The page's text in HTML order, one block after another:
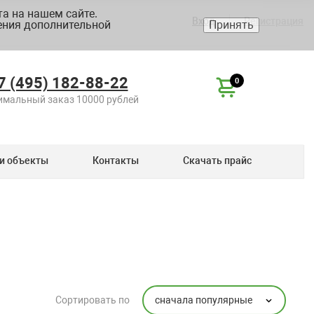
Вход Регистрация
(495) 182-88-22
заказ 10000 рублей
0
объекты Контакты Скачать прайс
Сортировать по сначала популярные
на нашем сайте.
дополнительной
Принять